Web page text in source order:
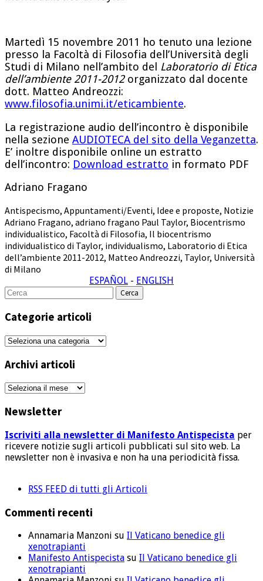
Martedì 15 novembre 2011 ho tenuto una lezione
presso la Facoltà di Filosofia dell’Università degli
Studi di Milano nell’ambito del Laboratorio di Etica
dell’ambiente 2011-2012organizzato dal docente
dott. Matteo Andreozzi:
www.filosofia.unimi.it/eticambiente.
La registrazione audio dell’incontro è disponibile
nella sezione AUDIOTECA del sito della Veganzetta.
E’ inoltre disponibile online un estratto
dell’incontro: Download estratto in formato PDF
Adriano Fragano
Antispecismo, Appuntamenti/Eventi, Idee e proposte, Notizie
Adriano Fragano, adriano fragano Paul Taylor, Biocentrismo
individualistico, Facoltà di Filosofia, Il biocentrismo
individualistico di Taylor, individualismo, Laboratorio di Etica
dell’ambiente 2011-2012, Matteo Andreozzi, Taylor, Università
di Milano
ESPAÑOL - ENGLISH
Cerca
per:
Categorie articoli
Categorie
Archivi articoli
Archivi
Newsletter
Iscriviti alla newsletter di Manifesto Antispecista per
ricevere notizie sugli articoli pubblicati sul sito web. La
newsletter non è invasiva e non ha una periodicità fissa.
RSS FEED di tutti gli Articoli
Commenti recenti
Annamaria Manzoni su Il Vaticano benedice gli
xenotrapianti
Manifesto Antispecista su Il Vaticano benedice gli
xenotrapianti